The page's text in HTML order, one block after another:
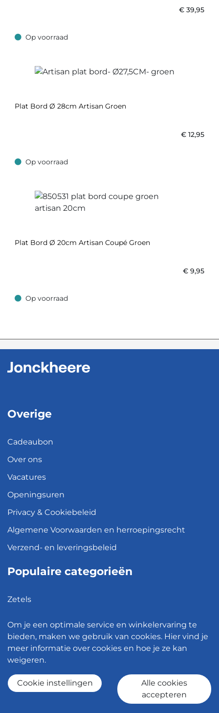
€ 39,95
Op voorraad
Op voorraad
Plat Bord Ø 28cm Artisan Groen
€ 12,95
Op voorraad
Op voorraad
Plat Bord Ø 20cm Artisan Coupé Groen
€ 9,95
Op voorraad
Op voorraad
Overige
Cadeaubon
Over ons
Vacatures
Openingsuren
Privacy & Cookiebeleid
Algemene Voorwaarden en herroepingsrecht
Verzend- en leveringsbeleid
Populaire categorieën
Zetels
Hanglampen
Bureaustoelen
© 2026 - Meubelen Jonckheere -
Om je een optimale service en winkelervaring te
bieden, maken we gebruik van cookies. Hier vind je
meer informatie over cookies en hoe je ze kan
weigeren.
Cookie instellingen
Alle cookies
accepteren